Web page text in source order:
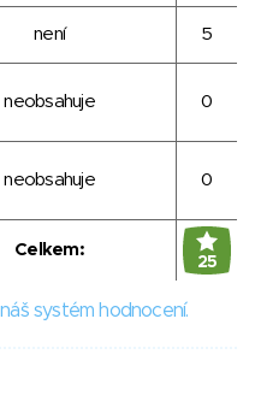
není 5
neobsahuje 0
neobsahuje 0
Celkem:
25
systém hodnocení.